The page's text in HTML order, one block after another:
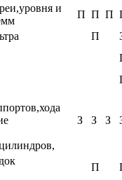
и
П П П
П
З З З
П